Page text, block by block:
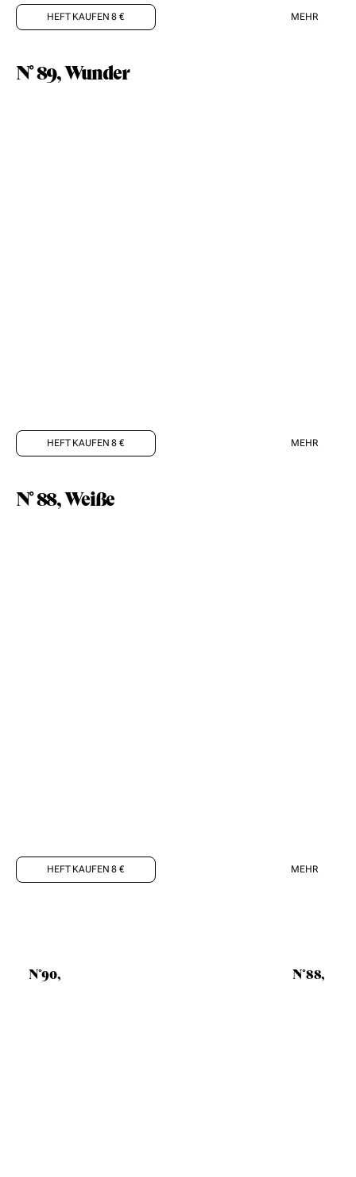
HEFT KAUFEN 8 € MEHR
N° 89, Wunder
HEFT KAUFEN 8 € MEHR
N° 88, Weiße
HEFT KAUFEN 8 € MEHR
N°90, N°88,